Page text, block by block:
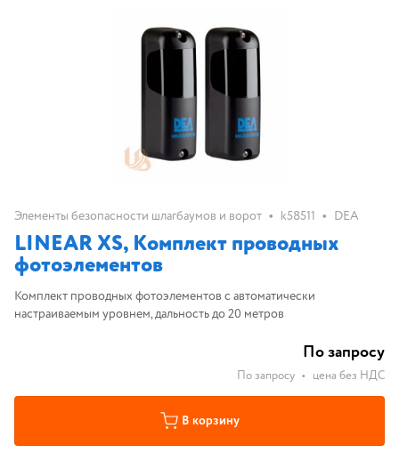
Элементы безопасности шлагбаумов и ворот • k58511 • DEA
LINEAR XS, Комплект проводных
фотоэлементов
Комплект проводных фотоэлементов с автоматически
настраиваемым уровнем, дальность до 20 метров
По запросу
По запросу • цена без НДС
В корзину